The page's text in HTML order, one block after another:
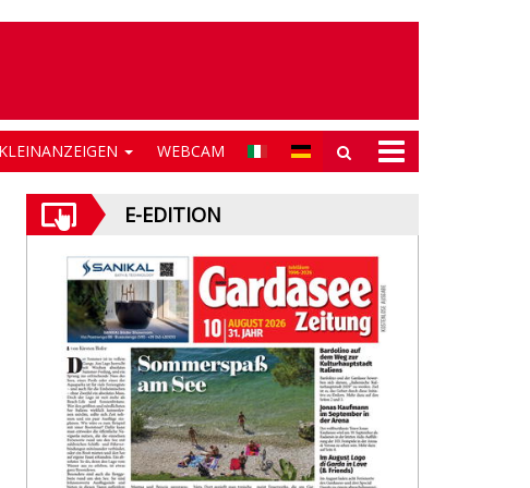
KLEINANZEIGEN WEBCAM
E-EDITION